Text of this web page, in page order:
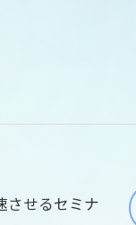
させるセミナ